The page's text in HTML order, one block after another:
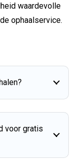
waardevolle
ophaalservice.
voor gratis